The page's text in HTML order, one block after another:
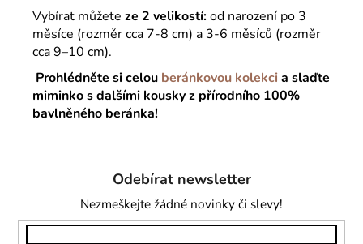
Vybírat můžete ze 2 velikostí:od narození po 3
měsíce (rozměr cca 7-8 cm) a 3-6 měsíců (rozměr
cca 9–10 cm).
Prohlédněte si celou beránkovou kolekcia slaďte
miminko s dalšími kousky z přírodního 100%
bavlněného beránka!
Odebírat newsletter
Nezmeškejte žádné novinky či slevy!